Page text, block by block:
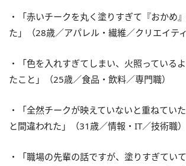
・「赤いチークを丸く塗りすぎて『おかめ
た」（28歳／アパレル・繊維／クリエイティ
・「色を入れすぎてしまい、火照っている
たこと」（25歳／食品・飲料／専門職）
・「全然チークが映えていないと重ねてい
と間違われた」（31歳／情報・IT／技術職）
・「職場の先輩の話ですが、塗りすぎてい